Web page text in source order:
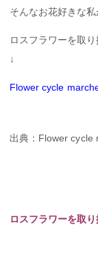
そんなお花好きな私
ロスフラワーを取り
↓
Flower cycle
出典：Flower cycle
ロスフラワーを取